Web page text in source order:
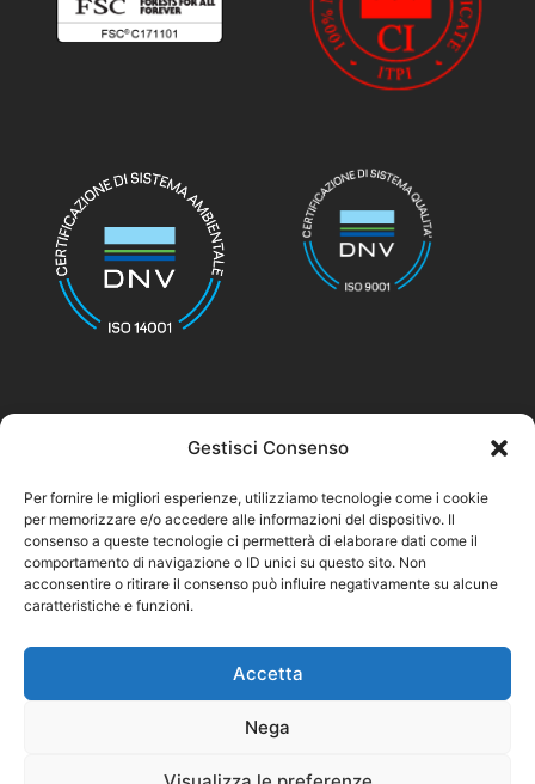
Gestisci Consenso
Per fornire le migliori esperienze, utilizziamo tecnologie come i cookie
per memorizzare e/o accedere alle informazioni del dispositivo. Il
consenso a queste tecnologie ci permetterà di elaborare dati come il
comportamento di navigazione o ID unici su questo sito. Non
acconsentire o ritirare il consenso può influire negativamente su alcune
caratteristiche e funzioni.
Accetta
Nega
Privacy Policy
Cookie Policy